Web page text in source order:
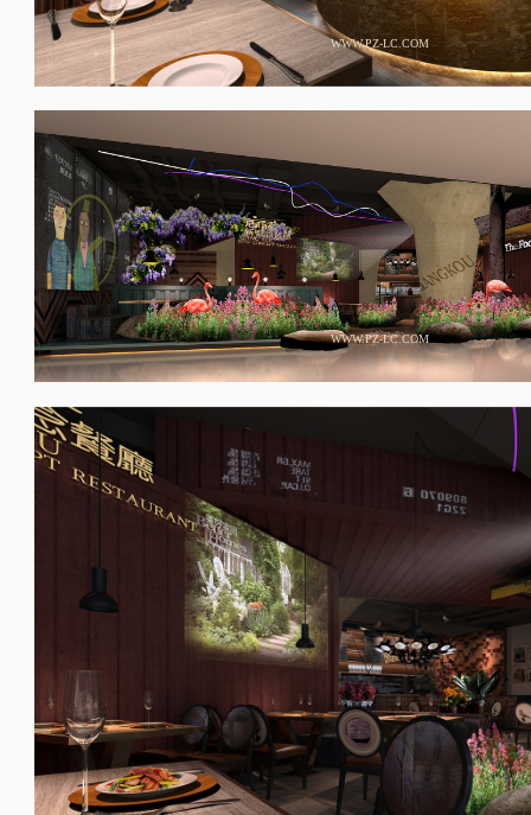
WWW.PZ-LC.COM
WWW.PZ-LC.COM